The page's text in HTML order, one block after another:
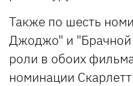
Также по шесть
Джоджо" и "Брачной
роли в обоих
номинации